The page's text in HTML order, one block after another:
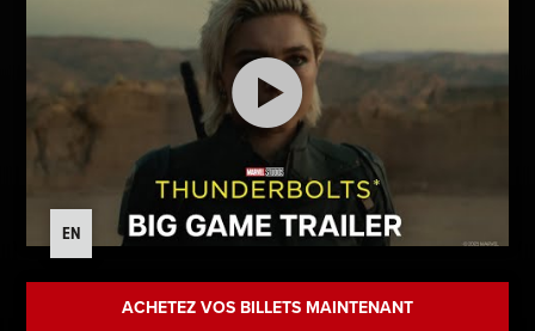
EN
ACHETEZ VOS BILLETS MAINTENANT